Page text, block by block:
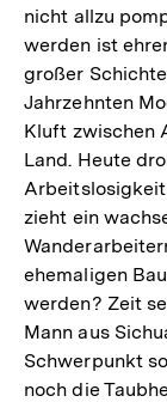
nicht allzu
werden ist
großer
Jahrzehnten
Kluft zwischen
Land. Heute
zieht ein
ehemaligen
werden? Zeit
Mann aus
Schwerpunkt
noch die